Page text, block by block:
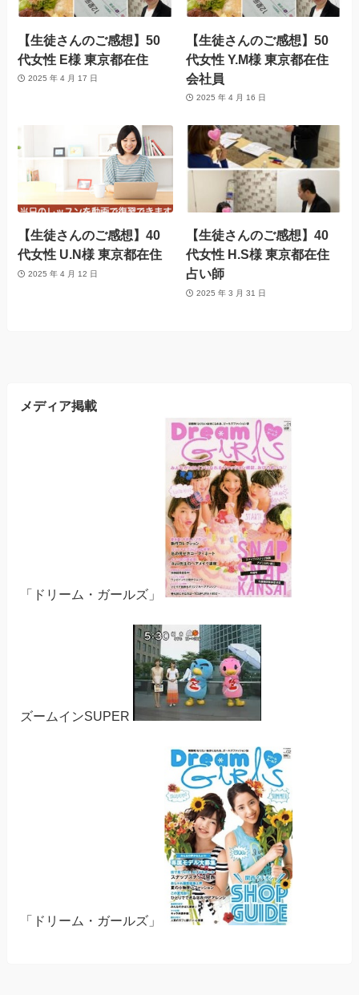
【生徒さんのご感想】50
代女性 E様 東京都在住
2025 年 4 月 17 日
【生徒さんのご感想】50
代女性 Y.M様 東京都在住
会社員
2025 年 4 月 16 日
【生徒さんのご感想】40
代女性 U.N様 東京都在住
2025 年 4 月 12 日
【生徒さんのご感想】40
代女性 H.S様 東京都在住
占い師
2025 年 3 月 31 日
メディア掲載
「ドリーム・ガールズ」
ズームインSUPER
「ドリーム・ガールズ」